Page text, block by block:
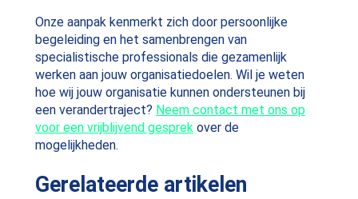
Onze aanpak kenmerkt zich door persoonlijke
begeleiding en het samenbrengen van
specialistische professionals die gezamenlijk
werken aan jouw organisatiedoelen. Wil je weten
hoe wij jouw organisatie kunnen ondersteunen bij
een verandertraject? Neem contact met ons op
voor een vrijblijvend gesprekover de
mogelijkheden.
Gerelateerde artikelen